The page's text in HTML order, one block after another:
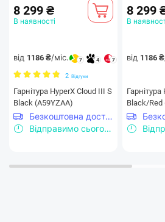
Можливість
8 299 ₴
В наявності
від 1186 ₴/міс. 7 4 7
2 Відгуки
Гарнiтура HyperX Cloud III S
Black (A59YZAA)
Безкоштовна доставка
Відправимо сьогодні
8 299
В
від 1186 ₴
Гарнiтура
Black/Red